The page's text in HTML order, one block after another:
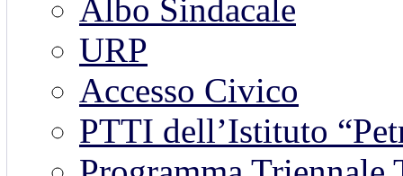
Albo Sindacale
URP
Accesso Civico
PTTI dell’Istituto